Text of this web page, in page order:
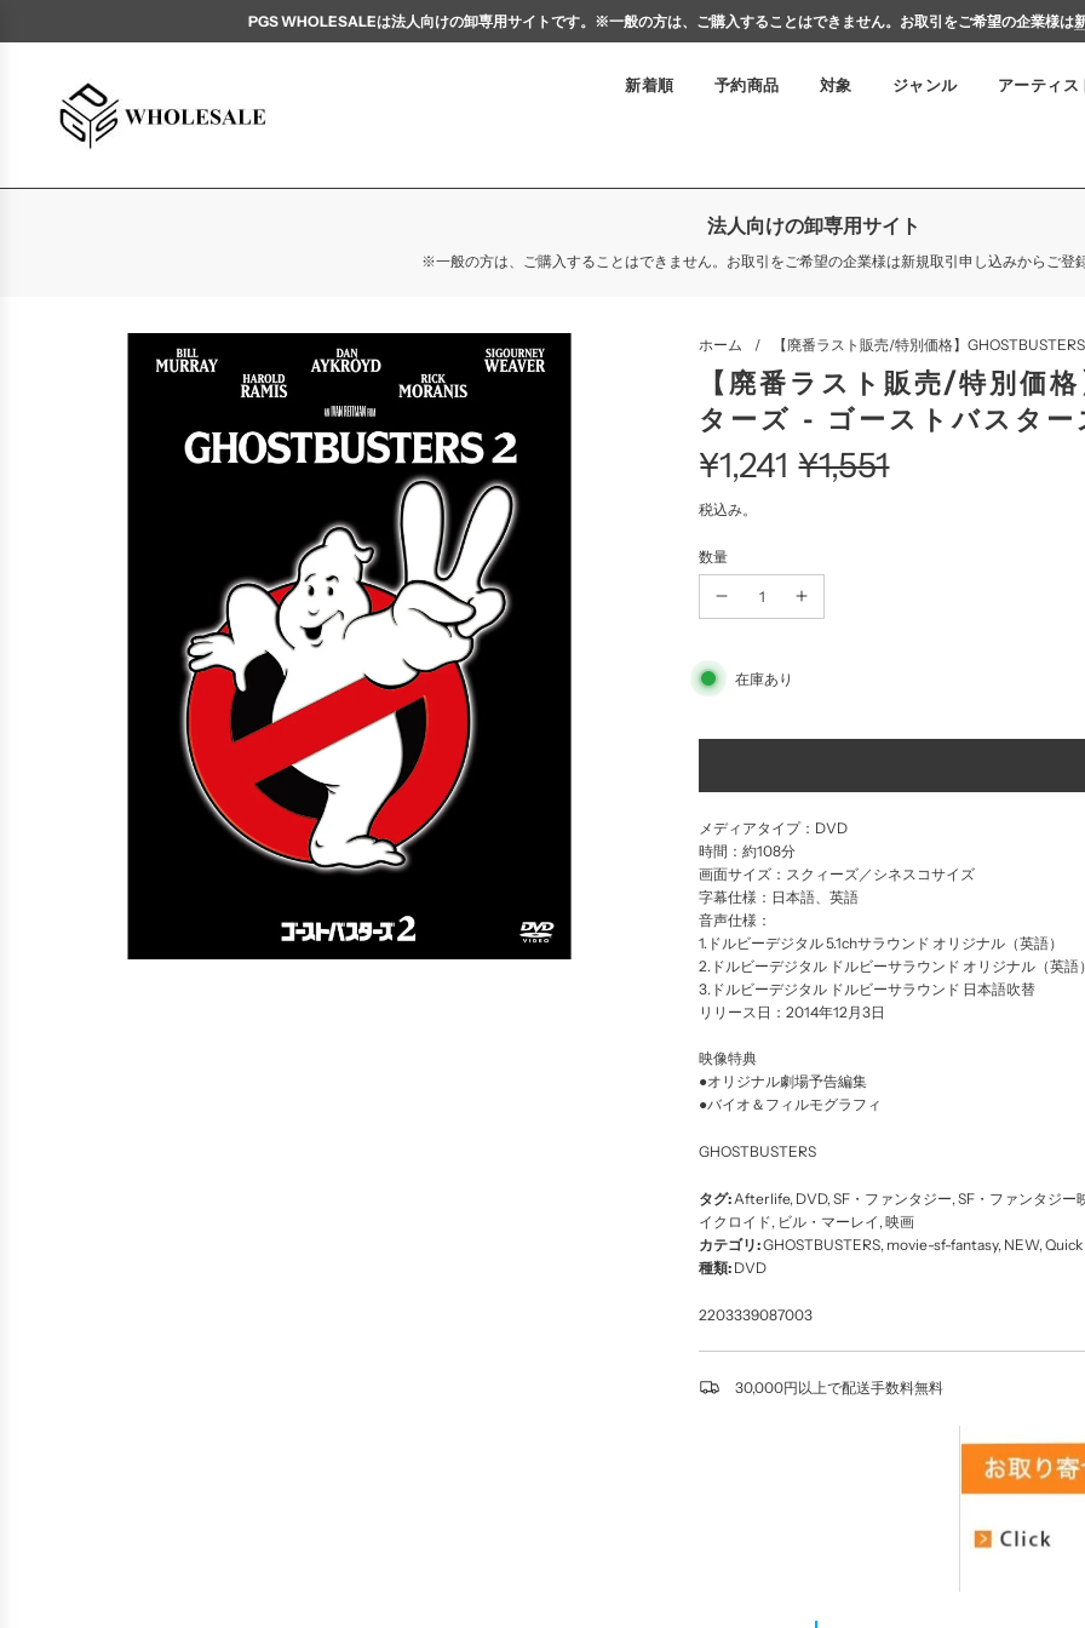
PGS WHOLESALEは法人向けの卸専用サイトです。※一般の方は、ご購入することはできません。お取引をご希望の企業様は
新着順 予約商品 対象 ジャンル アーティス
法人向けの卸専用サイト
※一般の方は、ご購入することはできません。お取引をご希望の企業様は新規取引申し込みからご登
ホーム / 【廃番ラスト販売/特別価格】
【廃番ラスト販売/特別価
ターズ - ゴーストバスタ
セ
ー
ル
価
格
¥1,551
通
常
価
格
¥1,241
税込み。
数量
在庫あり
メディアタイプ：DVD
時間：約108分
画面サイズ：スクィーズ／シネスコサイズ
字幕仕様：日本語、英語
音声仕様：
1.ドルビーデジタル 5.1chサラウンド オリジナル（英語）
2.ドルビーデジタル ドルビーサラウンド オリジナル（英語）
3.ドルビーデジタル ドルビーサラウンド 日本語吹替
リリース日：2014年12月3日
映像特典
●オリジナル劇場予告編集
●バイオ＆フィルモグラフィ
GHOSTBUSTERS
タグ: Afterlife, DVD,SF・ファンタジー,SF・ファンタジー
イクロイド, ビル・マーレイ ,映画
カテゴリ:GHOSTBUSTERS, movie-sf-fantasy, NEW,
種類: DVD
2203339087003
30,000円以上で配送手数料無料